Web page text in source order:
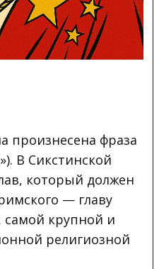
произнесена фраза
В Сикстинской
который должен
— главу
самой крупной и
религиозной